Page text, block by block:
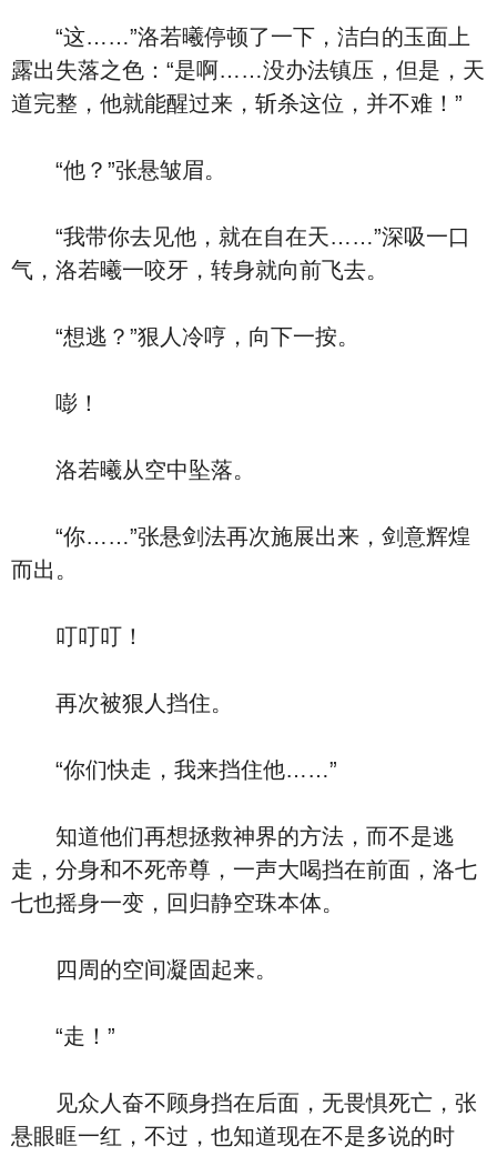
“这……”洛若曦停顿了一下，洁白的玉面上
露出失落之色：“是啊……没办法镇压，但是，天
道完整，他就能醒过来，斩杀这位，并不难！”
“他？”张悬皱眉。
“我带你去见他，就在自在天……”深吸一口
气，洛若曦一咬牙，转身就向前飞去。
“想逃？”狠人冷哼，向下一按。
嘭！
洛若曦从空中坠落。
“你……”张悬剑法再次施展出来，剑意辉煌
而出。
叮叮叮！
再次被狠人挡住。
“你们快走，我来挡住他……”
知道他们再想拯救神界的方法，而不是逃
走，分身和不死帝尊，一声大喝挡在前面，洛七
七也摇身一变，回归静空珠本体。
四周的空间凝固起来。
“走！”
见众人奋不顾身挡在后面，无畏惧死亡，张
悬眼眶一红，不过，也知道现在不是多说的时